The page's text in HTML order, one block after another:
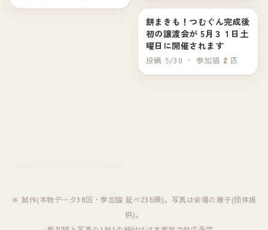
5月31日（土）
餅まきも！つむぐん完成後
初の譲渡会が 5月３１日土
曜日に開催されます
投稿 5/30 ・ 参加猫 2 匹
※ 試作(本物データ38回・参加猫 延べ236頭)。写真は会場の様子(団体提
供)。